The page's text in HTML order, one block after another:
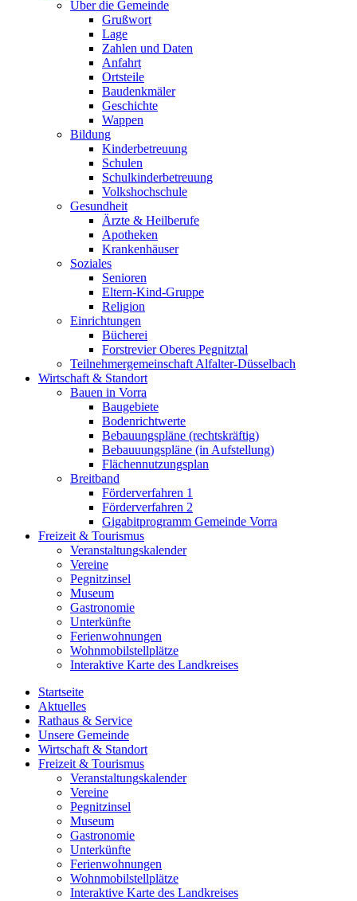
Über die Gemeinde
Grußwort
Lage
Zahlen und Daten
Anfahrt
Ortsteile
Baudenkmäler
Geschichte
Wappen
Bildung
Kinderbetreuung
Schulen
Schulkinderbetreuung
Volkshochschule
Gesundheit
Ärzte & Heilberufe
Apotheken
Krankenhäuser
Soziales
Senioren
Eltern-Kind-Gruppe
Religion
Einrichtungen
Bücherei
Forstrevier Oberes Pegnitztal
Teilnehmergemeinschaft Alfalter-Düsselbach
Wirtschaft & Standort
Bauen in Vorra
Baugebiete
Bodenrichtwerte
Bebauungspläne (rechtskräftig)
Bebauuungspläne (in Aufstellung)
Flächennutzungsplan
Breitband
Förderverfahren 1
Förderverfahren 2
Gigabitprogramm Gemeinde Vorra
Freizeit & Tourismus
Veranstaltungskalender
Vereine
Pegnitzinsel
Museum
Gastronomie
Unterkünfte
Ferienwohnungen
Wohnmobilstellplätze
Interaktive Karte des Landkreises
Startseite
Aktuelles
Rathaus & Service
Unsere Gemeinde
Wirtschaft & Standort
Freizeit & Tourismus
Veranstaltungskalender
Vereine
Pegnitzinsel
Museum
Gastronomie
Unterkünfte
Ferienwohnungen
Wohnmobilstellplätze
Interaktive Karte des Landkreises